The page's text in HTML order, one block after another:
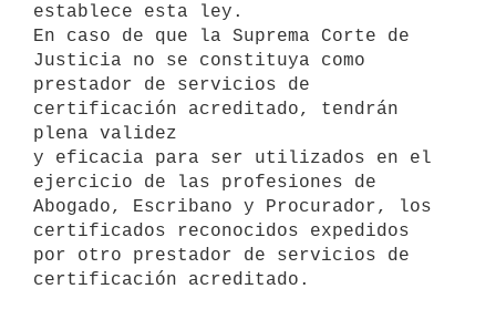
establece esta ley.
En caso de que la Suprema Corte de
Justicia no se constituya como
prestador de servicios de
certificación acreditado, tendrán
plena validez
y eficacia para ser utilizados en el
ejercicio de las profesiones de
Abogado, Escribano y Procurador, los
certificados reconocidos expedidos
por otro prestador de servicios de
certificación acreditado.